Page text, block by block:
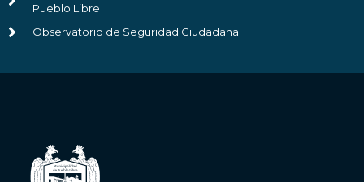
Pueblo Libre
Observatorio de Seguridad Ciudadana